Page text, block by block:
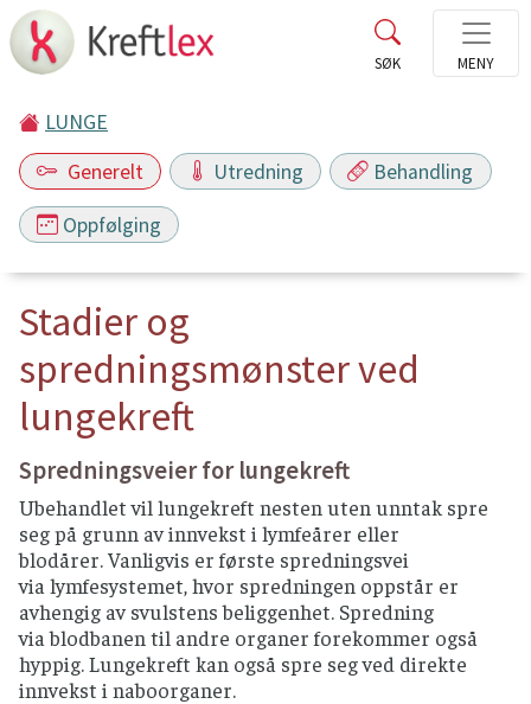
LUNGE
Generelt
Utredning Behandling
Oppfølging
Stadier og
spredningsmønster ved
lungekreft
Spredningsveier for lungekreft
Ubehandlet vil lungekreft nesten uten unntak spre
seg på grunn av innvekst i lymfeårer eller
blodårer. Vanligvis er første spredningsvei
via lymfesystemet, hvor spredningen oppstår er
avhengig av svulstens beliggenhet. Spredning
via blodbanen til andre organer forekommer også
hyppig. Lungekreft kan også spre seg ved direkte
innvekst i naboorganer.